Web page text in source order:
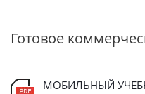
Готовое
МОБИЛЬНЫЙ